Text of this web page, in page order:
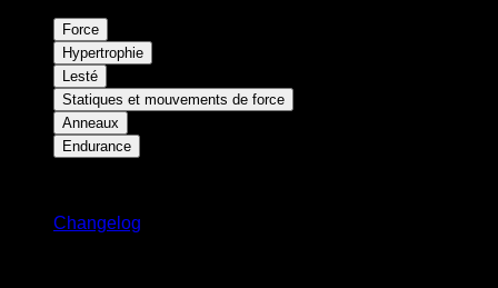
Force
Hypertrophie
Lesté
Statiques et mouvements de force
Anneaux
Endurance
Changelog